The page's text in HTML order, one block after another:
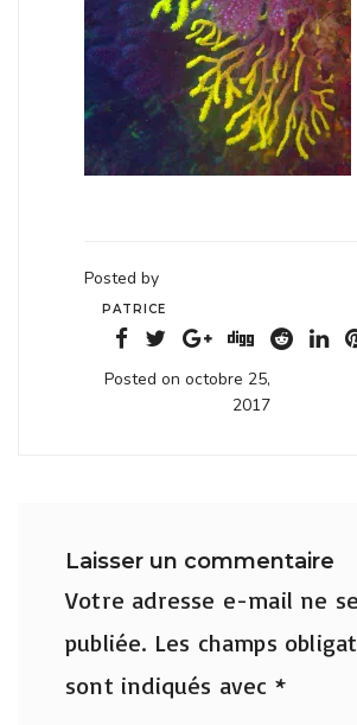
Posted by
PATRICE
Posted on octobre 25,
2017
Laisser un commentaire
Votre adresse e-mail ne
publiée. Les champs
sont indiqués avec *